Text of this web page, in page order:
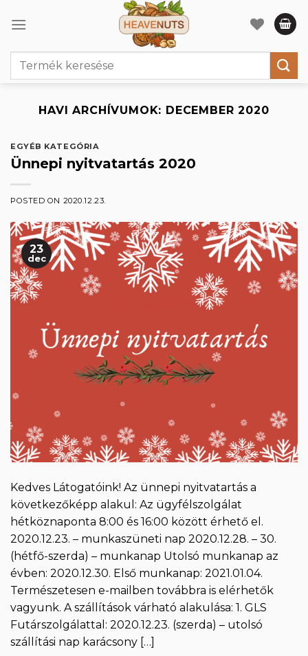
Keresés
HAVI ARCHÍVUMOK: DECEMBER 2020
EGYÉB KATEGÓRIA
Ünnepi nyitvatartás 2020
POSTED ON 2020.12.23.
23
dec
Kedves Látogatóink! Az ünnepi nyitvatartás a
következőképp alakul: Az ügyfélszolgálat
hétköznaponta 8:00 és 16:00 között érhető el.
2020.12.23. – munkaszüneti nap 2020.12.28. – 30.
(hétfő-szerda) – munkanap Utolsó munkanap az
évben: 2020.12.30. Első munkanap: 2021.01.04.
Természetesen e-mailben továbbra is elérhetők
vagyunk. A szállítások várható alakulása: 1. GLS
Futárszolgálattal: 2020.12.23. (szerda) – utolsó
szállítási nap karácsony […]